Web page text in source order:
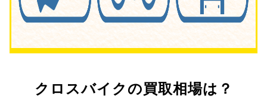
クロスバイクの買取相場は？